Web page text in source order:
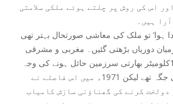
اس کی روش پر چلتے ہوئے ملکی سلامتی
ہیں۔
تو ملک کی معاشی صورتحال بہتر تھی
دوریاں بڑھتی گئیں۔ مغربی و مشرقی
پاکستان کے درمیان 1400کلومیٹر بھارتی سرزمین حائل ہونے کی وجہ
سے انتظامی مسائل اپنی جگہ تھے لیکن 1971ء میں اس فاصلے نے
دولخت کرنے کی گھناؤنی سازش کامیاب